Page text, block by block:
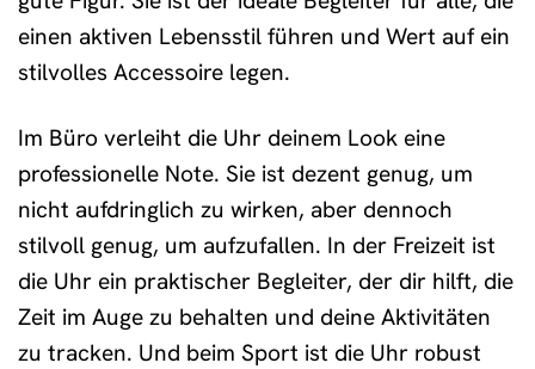
einen aktiven Lebensstil führen und Wert auf ein
stilvolles Accessoire legen.
Im Büro verleiht die Uhr deinem Look eine
professionelle Note. Sie ist dezent genug, um
nicht aufdringlich zu wirken, aber dennoch
stilvoll genug, um aufzufallen. In der Freizeit ist
die Uhr ein praktischer Begleiter, der dir hilft, die
Zeit im Auge zu behalten und deine Aktivitäten
zu tracken. Und beim Sport ist die Uhr robust